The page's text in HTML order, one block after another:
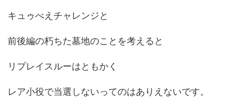
キュゥべえチャレンジと
前後編の朽ちた墓地のことを考えると
リプレイスルーはともかく
レア小役で当選しないってのはありえないです。